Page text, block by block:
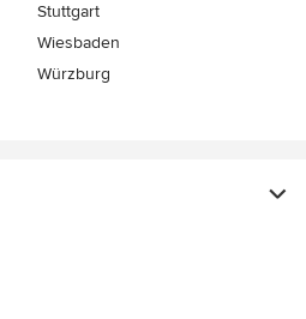
Stuttgart
Wiesbaden
Würzburg